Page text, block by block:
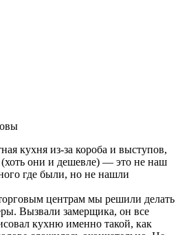
кухня из-за короба и выступов,
они и дешевле) — это не наш
где были, но не нашли
центрам мы решили делать
Вызвали замерщика, он все
кухню именно такой, как